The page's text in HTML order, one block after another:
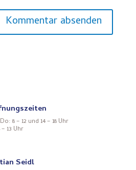
8 – 12 und 14 – 18 Uhr
– 13 Uhr
Seidl